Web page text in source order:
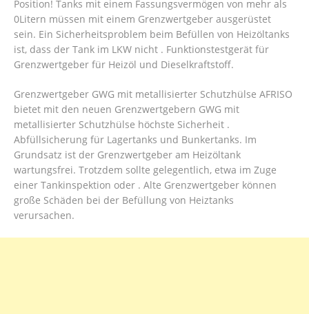
Position! Tanks mit einem Fassungsvermögen von mehr als
0Litern müssen mit einem Grenzwertgeber ausgerüstet
sein. Ein Sicherheitsproblem beim Befüllen von Heizöltanks
ist, dass der Tank im LKW nicht . Funktionstestgerät für
Grenzwertgeber für Heizöl und Dieselkraftstoff.
Grenzwertgeber GWG mit metallisierter Schutzhülse AFRISO
bietet mit den neuen Grenzwertgebern GWG mit
metallisierter Schutzhülse höchste Sicherheit .
Abfüllsicherung für Lagertanks und Bunkertanks. Im
Grundsatz ist der Grenzwertgeber am Heizöltank
wartungsfrei. Trotzdem sollte gelegentlich, etwa im Zuge
einer Tankinspektion oder . Alte Grenzwertgeber können
große Schäden bei der Befüllung von Heiztanks
verursachen.